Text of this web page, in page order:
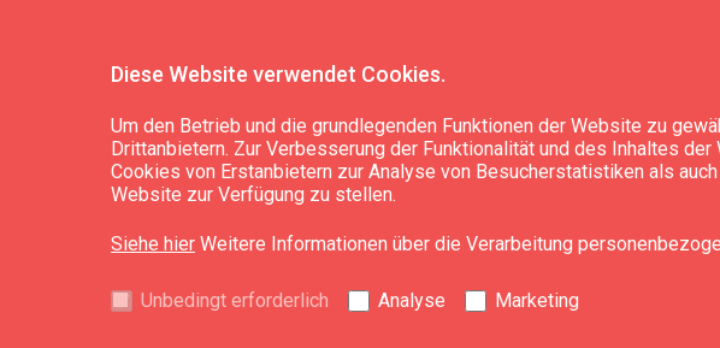
Diese Website verwendet Cookies.
Um den Betrieb und die grundlegenden Funktionen der Website zu
Drittanbietern. Zur Verbesserung der Funktionalität und des Inhaltes
Cookies von Erstanbietern zur Analyse von Besucherstatistiken als
Website zur Verfügung zu stellen.
Siehe hier Weitere Informationen über die Verarbeitung
Unbedingt erforderlich Analyse Marketing
Astarte-Nafta